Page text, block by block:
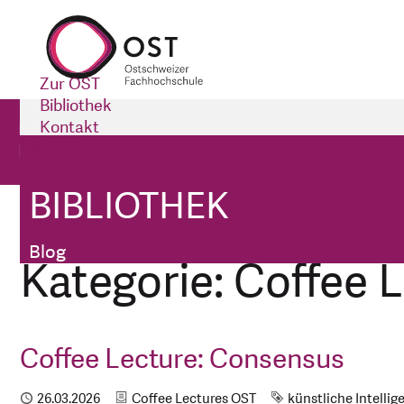
Zur OST
Bibliothek
Kontakt
BIBLIOTHEK
Blog
Bibliothek
Bibliothek Kategorien
Kategorie: Coffee
Coffee Lecture: Consensus
Publiziert
26.03.2026 Kategorie
Coffee Lectures OST Schlagworte
künstliche